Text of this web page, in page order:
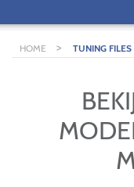
HOME > TUNING FILES